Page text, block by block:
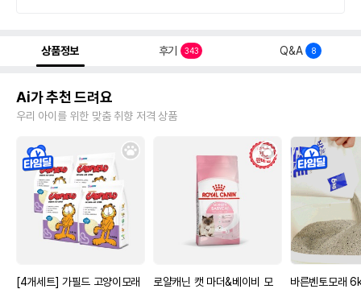
상품정보 후기 343 Q&A 8
Ai가 추천 드려요
우리 아이를 위한 맞춤 취향 저격 상품
[4개세트] 가필드 고양이모래
로얄캐닌 캣 마더&베이비 모
바른벤토모래